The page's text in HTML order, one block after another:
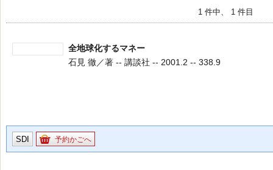
1 件中、 1 件目
全地球化するマネー
石見 徹／著 -- 講談社 -- 2001.2 -- 338.9
SDI 予約かごへ